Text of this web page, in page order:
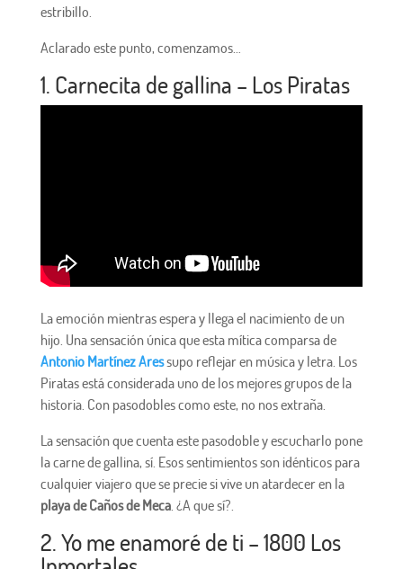
estribillo.
Aclarado este punto, comenzamos…
1. Carnecita de gallina – Los Piratas
La emoción mientras espera y llega el nacimiento de un
hijo. Una sensación única que esta mítica comparsa de
Antonio Martínez Aressupo reflejar en música y letra. Los
Piratas está considerada uno de los mejores grupos de la
historia. Con pasodobles como este, no nos extraña.
La sensación que cuenta este pasodoble y escucharlo pone
la carne de gallina, sí. Esos sentimientos son idénticos para
cualquier viajero que se precie si vive un atardecer en la
playa de Caños de Meca. ¿A que sí?.
2. Yo me enamoré de ti – 1800 Los